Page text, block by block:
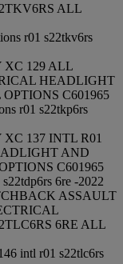
ALL
r01 s22tkv6rs
XC 129 ALL
HEADLIGHT
C601965
r01 s22tkp6rs
137 INTL R01
AND
C601965
6re -2022
ASSAULT
6RE ALL
intl r01 s22tlc6rs